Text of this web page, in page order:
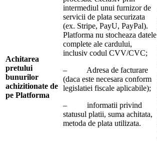
Achitarea
pretului
bunurilor
achizitionate de
pe Platforma
intermediul unui furnizor de
servicii de plata securizata
(ex. Stripe, PayU, PayPal).
Platforma nu stocheaza datele
complete ale cardului,
inclusiv codul CVV/CVC;
– Adresa de facturare
(daca este necesara conform
legislatiei fiscale aplicabile);
– informatii privind
statusul platii, suma achitata,
metoda de plata utilizata.